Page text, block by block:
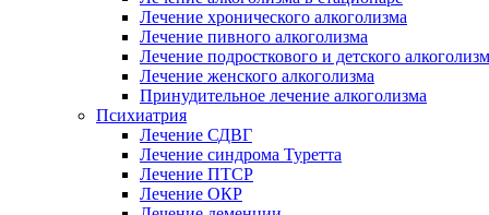
Лечение хронического алкоголизма
Лечение пивного алкоголизма
Лечение подросткового и детского
Лечение женского алкоголизма
Принудительное лечение алкоголизма
Психиатрия
Лечение СДВГ
Лечение синдрома Туретта
Лечение ПТСР
Лечение ОКР